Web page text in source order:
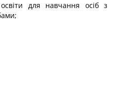
для навчання осіб з